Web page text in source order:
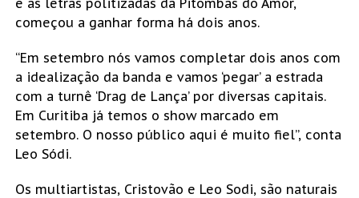
começou a ganhar forma há dois anos.
“Em setembro nós vamos completar dois anos com
a idealização da banda e vamos ‘pegar’ a estrada
com a turnê ‘Drag de Lança’ por diversas capitais.
Em Curitiba já temos o show marcado em
setembro. O nosso público aqui é muito fiel”, conta
Leo Sódi.
Os multiartistas, Cristovão e Leo Sodi, são naturais